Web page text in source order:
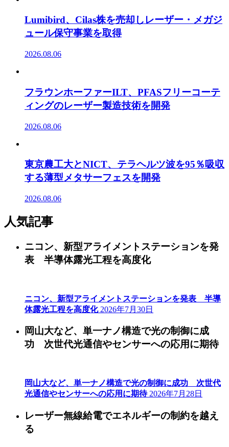
Lumibird、Cilas株を売却しレーザー・メガジ
ュール保守事業を取得
2026.08.06
フラウンホーファーILT、PFASフリーコーテ
ィングのレーザー製造技術を開発
2026.08.06
東京農工大とNICT、テラヘルツ波を95％吸収
する薄型メタサーフェスを開発
2026.08.06
人気記事
ニコン、新型アライメントステーションを発
表 半導体露光工程を高度化
ニコン、新型アライメントステーションを発表 半導
体露光工程を高度化 2026年7月30日
岡山大など、単一ナノ構造で光の制御に成
功 次世代光通信やセンサーへの応用に期待
岡山大など、単一ナノ構造で光の制御に成功 次世代
光通信やセンサーへの応用に期待 2026年7月28日
レーザー無線給電でエネルギーの制約を越え
る